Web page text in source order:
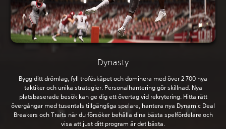
Dynasty
Bygg ditt drömlag, fyll troféskåpet och dominera med över 2 700 nya
taktiker och unika strategier. Personalhantering gör skillnad. Nya
platsbaserade besök kan ge dig ett övertag vid rekrytering. Hitta rätt
övergångar med tusentals tillgängliga spelare, hantera nya Dynamic Deal
Breakers och Traits när du försöker behålla dina bästa spelfördelare och
visa att just ditt program är det bästa.